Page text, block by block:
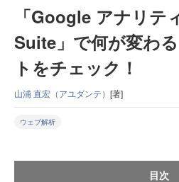
「Google アナリテ
Suite」で何が変わ
トをチェック！
山浦 直宏（アユダンテ） [著]
ウェブ解析
目次